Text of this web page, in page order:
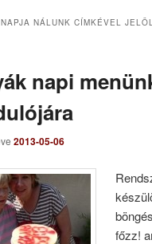
NÁLUNK CÍMKÉVEL
napi
2013-05-06
főzz!